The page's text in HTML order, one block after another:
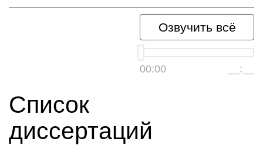
Озвучить всё
00:00 __:__
Список
диссертаций